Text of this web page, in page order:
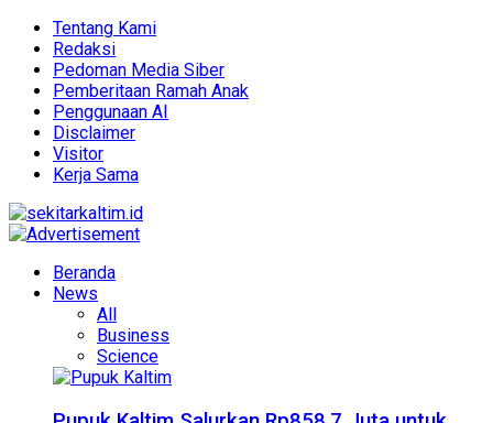
Tentang Kami
Redaksi
Pedoman Media Siber
Pemberitaan Ramah Anak
Penggunaan AI
Disclaimer
Visitor
Kerja Sama
Beranda
News
All
Business
Science